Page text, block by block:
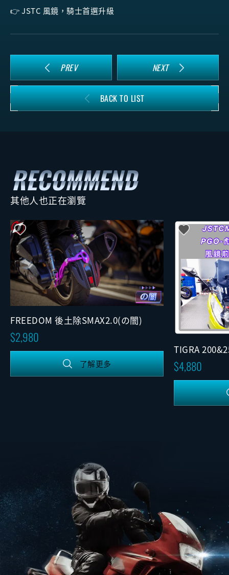
👉 JSTC 風鏡，騎士首選升級
PREV NEXT
BACK TO LIST
其他人也正在瀏覽
FREEDOM 後土除SMAX2.0(の闇)
2,980
了解更多
TIGRA
(固定版)
4,880